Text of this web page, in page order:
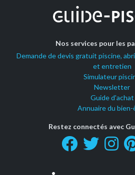
Nos services pour les
Demande de devis gratuit piscine,
et entretien
Simulateur
Newsletter
Guide d'achat
Annuaire du
Restez connectés avec